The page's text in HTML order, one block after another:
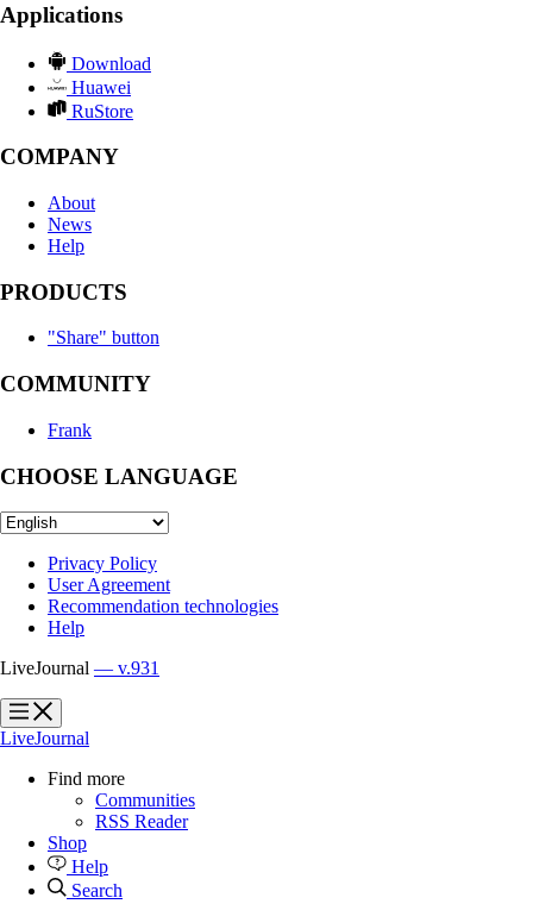
Applications
Download
Huawei
RuStore
COMPANY
About
News
Help
PRODUCTS
"Share" button
COMMUNITY
Frank
CHOOSE LANGUAGE
Privacy Policy
User Agreement
Recommendation technologies
Help
LiveJournal — v.931
?
?
LiveJournal
Find more
Communities
RSS Reader
Shop
Help
Search